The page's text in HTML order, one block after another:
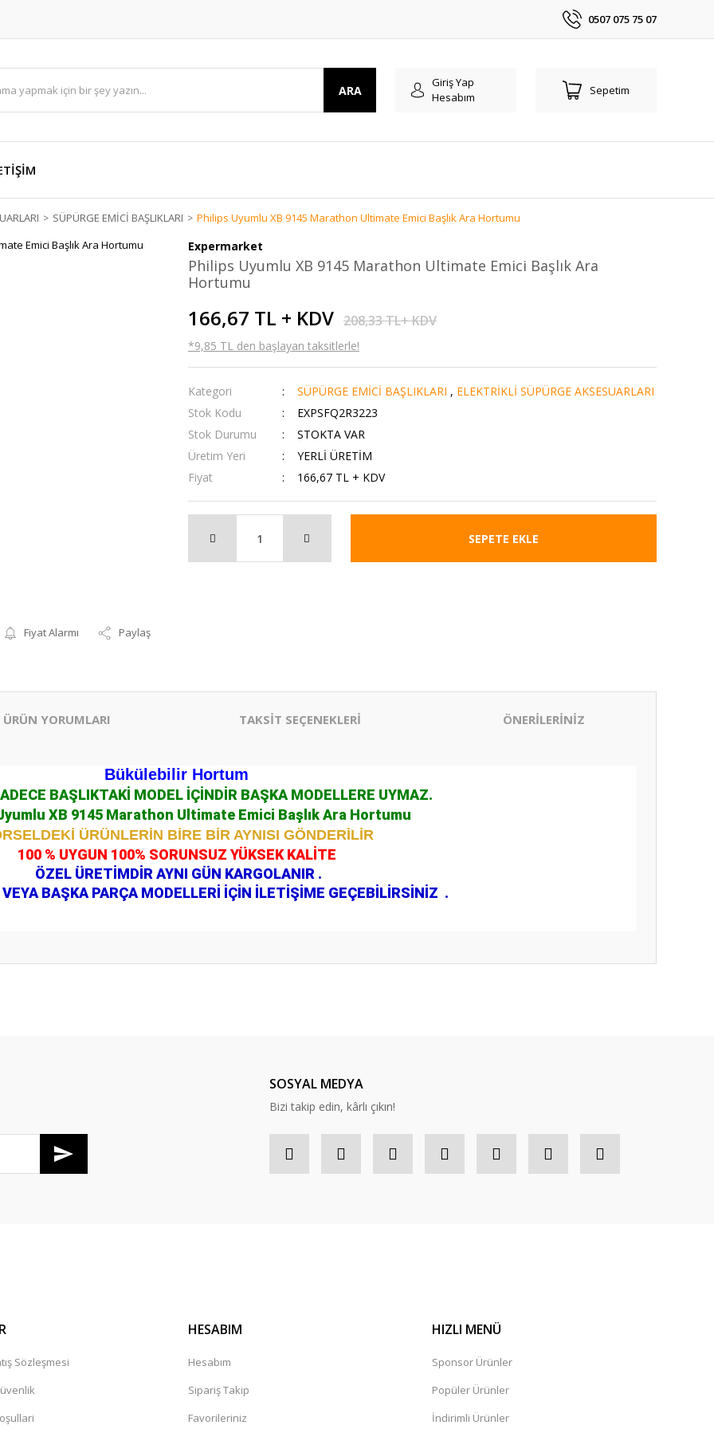
0507 075 75 07
ARA
Giriş Yap
Hesabım
Sepetim
SÜPÜRGE EMİCİ BAŞLIKLARI Philips Uyumlu XB 9145 Marathon Ultimate Emici Başlık Ara Hortumu
Fiyat Alarmı Paylaş
Expermarket
Philips Uyumlu XB 9145 Marathon Ultimate Emici Başlık Ara
Hortumu
166,67 TL + KDV 208,33 TL+ KDV
*9,85 TL den başlayan taksitlerle!
Kategori SÜPÜRGE EMİCİ BAŞLIKLARI , ELEKTRİKLİ SÜPÜRGE AKSESUARLARI
Stok Kodu
EXPSFQ2R3223
Stok Durumu
STOKTA VAR
Üretim Yeri
YERLİ ÜRETİM
Fiyat
166,67 TL + KDV
SEPETE EKLE
ÜRÜN YORUMLARI TAKSİT SEÇENEKLERİ ÖNERİLERİNİZ
Bükülebilir Hortum
BAŞLIKTAKİ MODEL İÇİNDİR BAŞKA MODELLERE UYMAZ.
XB 9145 Marathon Ultimate Emici Başlık Ara Hortumu
ÜRÜNLERİN BİRE BİR AYNISI GÖNDERİLİR
100 % UYGUN 100% SORUNSUZ YÜKSEK KALİTE
ÖZEL ÜRETİMDİR AYNI GÜN KARGOLANIR .
BAŞKA PARÇA MODELLERİ İÇİN İLETİŞİME GEÇEBİLİRSİNİZ .
SOSYAL MEDYA
Bizi takip edin, kârlı çıkın!
Sözleşmesi
HESABIM
Hesabım
Sipariş Takip
Favorileriniz
HIZLI MENÜ
Sponsor Ürünler
Popüler Ürünler
İndirimli Ürünler